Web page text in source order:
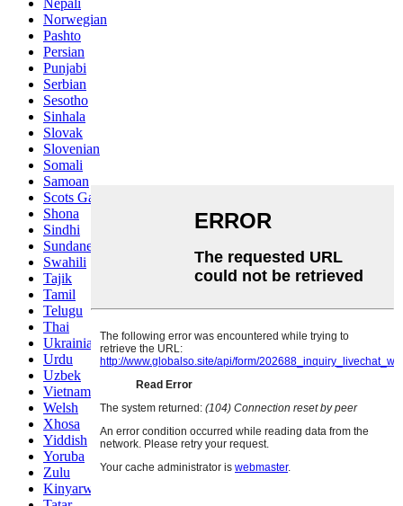
Norwegian
Pashto
Persian
Punjabi
Serbian
Sesotho
Sinhala
Slovak
Slovenian
Somali
Samoan
Scots Gaelic
Shona
Sindhi
Sundanese
Swahili
Tajik
Tamil
Telugu
Thai
Ukrainian
Urdu
Uzbek
Vietnamese
Welsh
Xhosa
Yiddish
Yoruba
Zulu
Kinyarwanda